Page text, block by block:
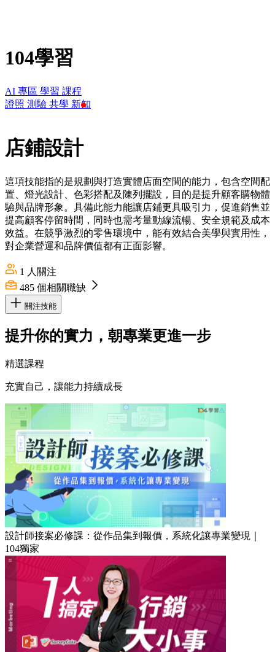
104學習
AI 專區 學習 課程
證照 測驗 共學 新知
店鋪設計
這項技能指的是規劃與打造實體店面空間的能力，包含空間配
置、燈光設計、色彩搭配及陳列擺設，目的是提升顧客購物體
驗與品牌形象。具備此能力能讓店鋪更具吸引力，促進銷售並
提高顧客停留時間，同時也需考量動線流暢、安全規範及成本
效益。在競爭激烈的零售環境中，能有效結合美學與實用性，
對企業營運和品牌價值都有正面影響。
1 人關注
485 個相關職缺
關注技能
提升你的實力，朝專業更進一步
精選課程
充實自己，讓能力持續成長
設計師接案必修課：從作品集到報價，系統化讓專業變現｜
104獨家